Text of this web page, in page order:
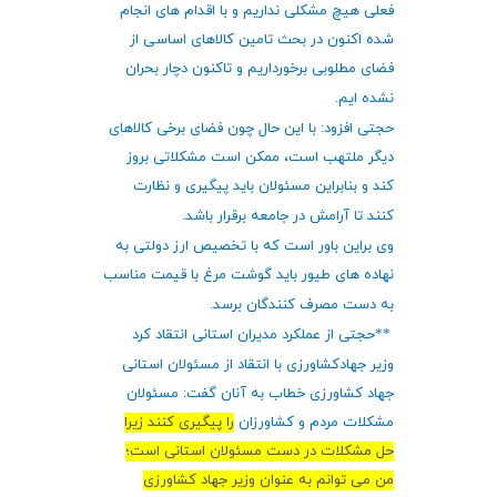
فعلی هیچ مشکلی نداریم و با اقدام های انجام
شده اکنون در بحث تامین کالاهای اساسی از
فضای مطلوبی برخورداریم و تاکنون دچار بحران
نشده ایم.
حجتی افزود: با این حال چون فضای برخی کالاهای
دیگر ملتهب است، ممکن است مشکلاتی بروز
کند و بنابراین مسئولان باید پیگیری و نظارت
کنند تا آرامش در جامعه برقرار باشد.
وی براین باور است که با تخصیص ارز دولتی به
نهاده های طیور باید گوشت مرغ با قیمت مناسب
به دست مصرف کنندگان برسد.
**حجتی از عملکرد مدیران استانی انتقاد کرد
وزیر جهادکشاورزی با انتقاد از مسئولان استانی
جهاد کشاورزی خطاب به آنان گفت: مسئولان
مشکلات مردم و کشاورزان را پیگیری کنند زیرا
حل مشکلات در دست مسئولان استانی است؛
من می توانم به عنوان وزیر جهاد کشاورزی